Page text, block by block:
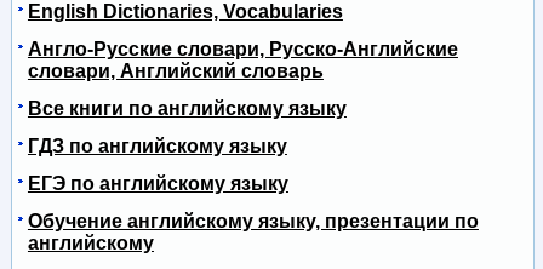
English Dictionaries, Vocabularies
Англо-Русские словари, Русско-Английские
словари, Английский словарь
Все книги по английскому языку
ГДЗ по английскому языку
ЕГЭ по английскому языку
Обучение английскому языку, презентации по
английскому